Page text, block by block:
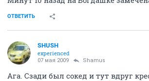
ОТВЕТИТЬ
SHUSH
experienced
07 мая 2009 Shamus
Ага. Сзади был сокед и тут вдруг